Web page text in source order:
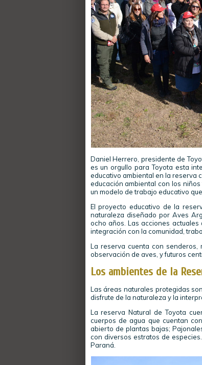
Daniel Herrero, presidente de
es un orgullo para Toyota esta
educativo ambiental en la reserva
educación ambiental con los
un modelo de trabajo educativo
El proyecto educativo de la
naturaleza diseñado por Aves
ocho años. Las acciones
integración con la comunidad,
La reserva cuenta con senderos,
observación de aves, y futuros
Los ambientes de la
Las áreas naturales protegidas
disfrute de la naturaleza y la
La reserva Natural de Toyota
cuerpos de agua que cuentan
abierto de plantas bajas;
con diversos estratos de
Paraná.